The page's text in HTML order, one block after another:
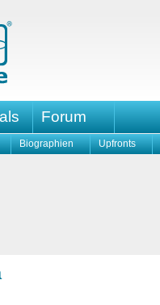
Forum
Biographien Upfronts